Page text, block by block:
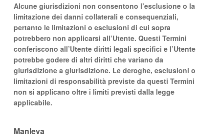
Alcune giurisdizioni non consentono l’esclusione o la
limitazione dei danni collaterali e consequenziali,
pertanto le limitazioni o esclusioni di cui sopra
potrebbero non applicarsi all’Utente. Questi Termini
conferiscono all’Utente diritti legali specifici e l’Utente
potrebbe godere di altri diritti che variano da
giurisdizione a giurisdizione. Le deroghe, esclusioni o
limitazioni di responsabilità previste da questi Termini
non si applicano oltre i limiti previsti dalla legge
applicabile.
Manleva